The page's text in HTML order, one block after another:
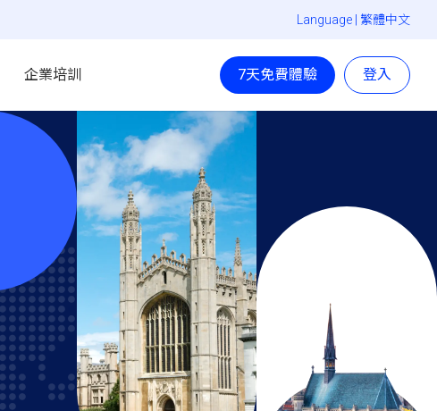
Language | 繁體中文
企業培訓 7天免費體驗 登入